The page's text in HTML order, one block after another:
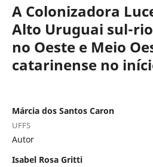
A Colonizadora
Alto Uruguai sul-
no Oeste e Meio
catarinense no
Márcia dos Santos Caron
UFFS
Autor
Isabel Rosa Gritti